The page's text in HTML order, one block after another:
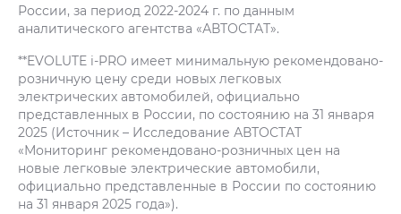
России, за период 2022-2024 г. по данным
аналитического агентства «АВТОСТАТ».
**EVOLUTE i‑PRO имеет минимальную рекомендовано-
розничную цену среди новых легковых
электрических автомобилей, официально
представленных в России, по состоянию на 31 января
2025 (Источник – Исследование АВТОСТАТ
«Мониторинг рекомендовано-розничных цен на
новые легковые электрические автомобили,
официально представленные в России по состоянию
на 31 января 2025 года»).